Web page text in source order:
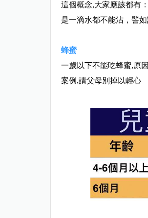
這個概念,大家應該都有
是一滴水都不能沾，譬
蜂蜜
一歲以下不能吃蜂蜜,原
案例,請父母別掉以輕心